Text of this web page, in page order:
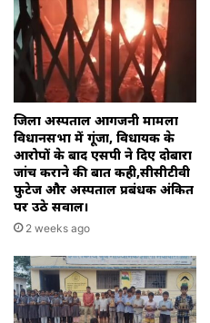
जिला अस्पताल आगजनी मामला
विधानसभा में गूंजा, विधायक के
आरोपों के बाद एसपी ने दिए दोबारा
जांच कराने की बात कही,सीसीटीवी
फुटेज और अस्पताल प्रबंधक अंकित
पर उठे सवाल।
2 weeks ago